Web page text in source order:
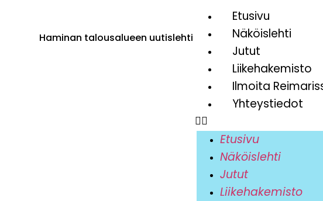
Haminan talousalueen uutislehti
Etusivu
Näköislehti
Jutut
Liikehakemisto
Ilmoita
Yhteystiedot
Etusivu
Näköislehti
Jutut
Liikehakemisto